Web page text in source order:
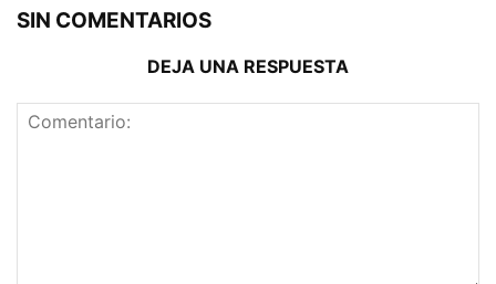
SIN COMENTARIOS
DEJA UNA RESPUESTA